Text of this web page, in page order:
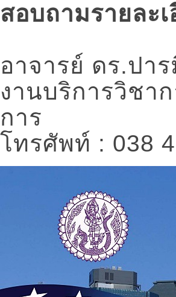
สอบถามรายละ
อาจารย์ ดร.ปา
งานบริการวิช
การ
โทรศัพท์ : 038